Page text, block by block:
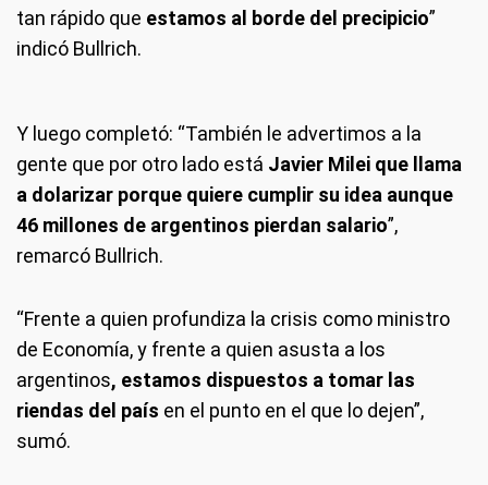
tan rápido que estamos al borde del precipicio”
indicó Bullrich.
Y luego completó: “También le advertimos a la
gente que por otro lado está Javier Milei que llama
a dolarizar porque quiere cumplir su idea aunque
46 millones de argentinos pierdan salario”,
remarcó Bullrich.
“Frente a quien profundiza la crisis como ministro
de Economía, y frente a quien asusta a los
argentinos, estamos dispuestos a tomar las
riendas del país en el punto en el que lo dejen”,
sumó.